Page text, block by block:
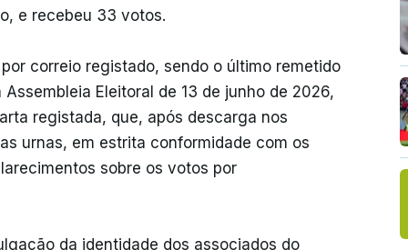
e recebeu 33 votos.
correio registado, sendo o último remetido
Eleitoral de 13 de junho de 2026,
registada, que, após descarga nos
urnas, em estrita conformidade com os
sobre os votos por
da identidade dos associados do